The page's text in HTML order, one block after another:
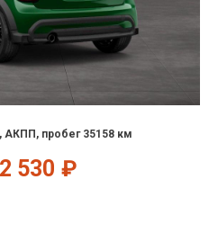
АКПП, пробег 35158 км
530 ₽